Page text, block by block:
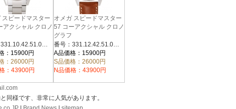
スピードマスター
アクシャル クロノ
ブラ
番号：331.10.42.51.01.002
：15900円
：26000円
：43900円
オメガ スピードマスター
57 コーアクシャル クロノ
グラフ
331.12.42.51.01.002 ブラ
ック
番号：331.12.42.51.01.002
A品価格：15900円
S品価格：26000円
N品価格：43900円
同様です、非常に人気があります。